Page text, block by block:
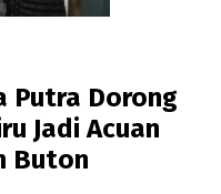
Putra Dorong
Jadi Acuan
Buton